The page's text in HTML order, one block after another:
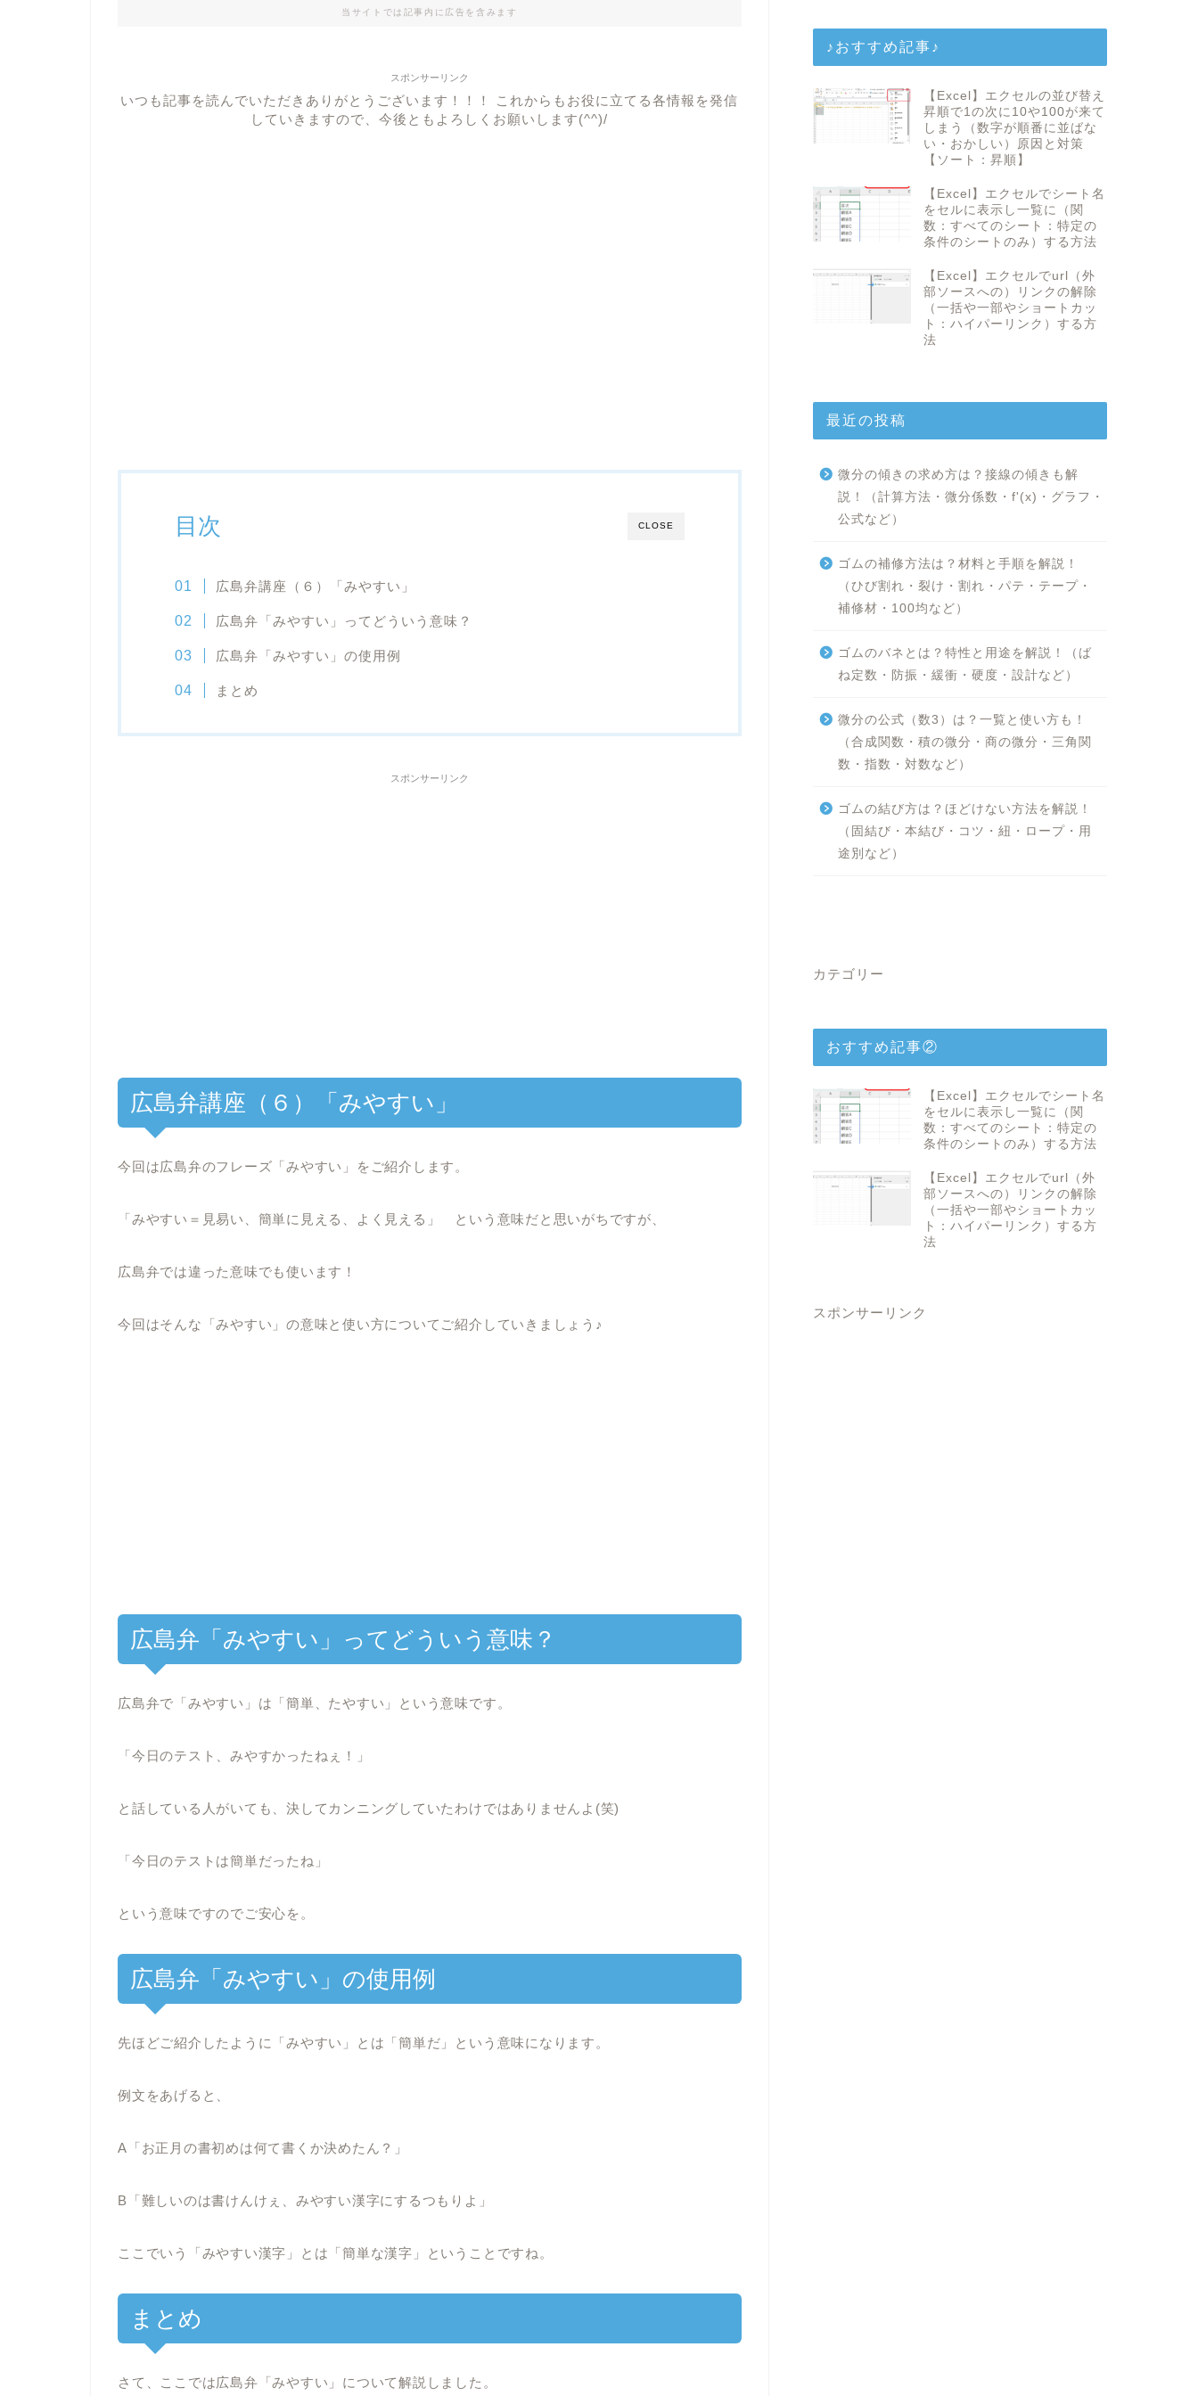
当サイトでは記事内に広告を含みます
スポンサーリンク
いつも記事を読んでいただきありがとうございます！！！ これからもお役に立てる各情報を発信
していきますので、今後ともよろしくお願いします(^^)/
CLOSE
目次
広島弁講座（６）「みやすい」
広島弁「みやすい」ってどういう意味？
広島弁「みやすい」の使用例
まとめ
スポンサーリンク
広島弁講座（６）「みやすい」
今回は広島弁のフレーズ「みやすい」をご紹介します。
「みやすい＝見易い、簡単に見える、よく見える」 という意味だと思いがちですが、
広島弁では違った意味でも使います！
今回はそんな「みやすい」の意味と使い方についてご紹介していきましょう♪
広島弁「みやすい」ってどういう意味？
広島弁で「みやすい」は「簡単、たやすい」という意味です。
「今日のテスト、みやすかったねぇ！」
と話している人がいても、決してカンニングしていたわけではありませんよ(笑)
「今日のテストは簡単だったね」
という意味ですのでご安心を。
広島弁「みやすい」の使用例
先ほどご紹介したように「みやすい」とは「簡単だ」という意味になります。
例文をあげると、
A「お正月の書初めは何て書くか決めたん？」
B「難しいのは書けんけぇ、みやすい漢字にするつもりよ」
ここでいう「みやすい漢字」とは「簡単な漢字」ということですね。
まとめ
さて、ここでは広島弁「みやすい」について解説しました。
♪おすすめ記事♪
【Excel】エクセルの並び替え
昇順で1の次に10や100が来て
しまう（数字が順番に並ばな
い・おかしい）原因と対策
【ソート：昇順】
【Excel】エクセルでシート名
をセルに表示し一覧に（関
数：すべてのシート：特定の
条件のシートのみ）する方法
【Excel】エクセルでurl（外
部ソースへの）リンクの解除
（一括や一部やショートカッ
ト：ハイパーリンク）する方
法
最近の投稿
微分の傾きの求め方は？接線の傾きも解
説！（計算方法・微分係数・f'(x)・グラフ・
公式など）
ゴムの補修方法は？材料と手順を解説！
（ひび割れ・裂け・割れ・パテ・テープ・
補修材・100均など）
ゴムのバネとは？特性と用途を解説！（ば
ね定数・防振・緩衝・硬度・設計など）
微分の公式（数3）は？一覧と使い方も！
（合成関数・積の微分・商の微分・三角関
数・指数・対数など）
ゴムの結び方は？ほどけない方法を解説！
（固結び・本結び・コツ・紐・ロープ・用
途別など）
カテゴリー
おすすめ記事②
【Excel】エクセルでシート名
をセルに表示し一覧に（関
数：すべてのシート：特定の
条件のシートのみ）する方法
【Excel】エクセルでurl（外
部ソースへの）リンクの解除
（一括や一部やショートカッ
ト：ハイパーリンク）する方
法
スポンサーリンク